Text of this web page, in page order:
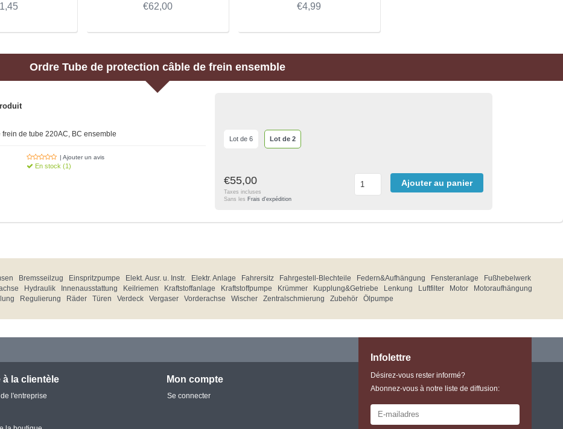
€62,00 €4,99
Ordre Tube de protection câble de frein ensemble
de tube 220AC, BC ensemble
| Ajouter un avis
En stock (1)
Lot de 6 Lot de 2
€55,00
Taxes incluses
Sans les Frais d'expédition
Ajouter au panier
Bremsseilzug Einspritzpumpe Elekt. Ausr. u. Instr. Elektr. Anlage Fahrersitz Fahrgestell-Blechteile Federn&Aufhängung Fensteranlage
Fußhebelwerk
Hydraulik Innenausstattung Keilriemen Kraftstoffanlage Kraftstoffpumpe Krümmer Kupplung&Getriebe Lenkung Luftfilter Motor
Motoraufhängung
Regulierung Räder Türen Verdeck Vergaser Vorderachse Wischer Zentralschmierung Zubehör Ölpumpe
à la clientèle
l'entreprise
Mon compte
Se connecter
Infolettre
Désirez-vous rester informé?
Abonnez-vous à notre liste de diffusion: